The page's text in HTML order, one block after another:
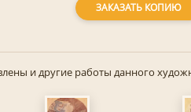
ЗАКАЗАТЬ КОПИЮ
и другие работы данного